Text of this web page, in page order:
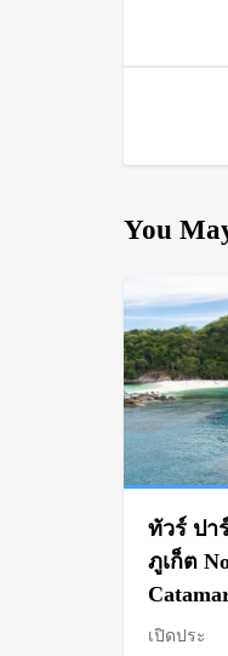
You
ทัวร์ ปา
ภูเก็ต
เปิดประ